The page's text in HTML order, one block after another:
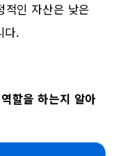
인 자산은 낮은
다.
할을 하는지 알아